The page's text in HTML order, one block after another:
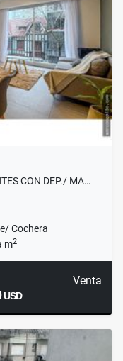
CON DEP./ MA…
Cochera
m2
Venta
USD